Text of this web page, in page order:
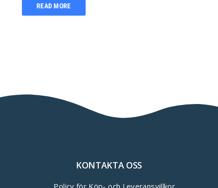
READ MORE
KONTAKTA OSS
Policy för Köp- och Leveransvillkor